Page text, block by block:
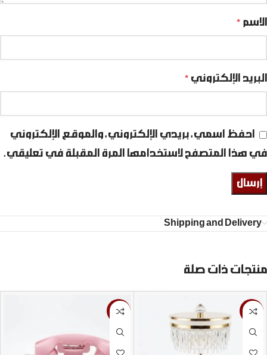
الاسم *
البريد الإلكتروني *
احفظ اسمي، بريدي الإلكتروني، والموقع الإلكتروني
في هذا المتصفح لاستخدامها المرة المقبلة في تعليقي.
Shipping and Delivery
منتجات ذات صلة
-13%
-9%